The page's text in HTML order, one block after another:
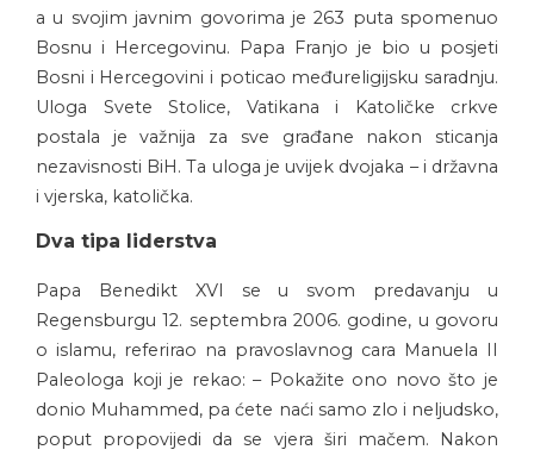
a u svojim javnim govorima je 263 puta spomenuo
Bosnu i Hercegovinu. Papa Franjo je bio u posjeti
Bosni i Hercegovini i poticao međureligijsku saradnju.
Uloga Svete Stolice, Vatikana i Katoličke crkve
postala je važnija za sve građane nakon sticanja
nezavisnosti BiH. Ta uloga je uvijek dvojaka – i državna
i vjerska, katolička.
Dva tipa liderstva
Papa Benedikt XVI se u svom predavanju u
Regensburgu 12. septembra 2006. godine, u govoru
o islamu, referirao na pravoslavnog cara Manuela II
Paleologa koji je rekao: – Pokažite ono novo što je
donio Muhammed, pa ćete naći samo zlo i neljudsko,
poput propovijedi da se vjera širi mačem. Nakon